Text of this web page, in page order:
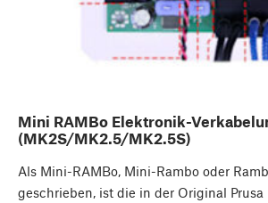
Mini RAMBo Elektronik-
(MK2S/MK2.5/MK2.5S)
Als Mini-RAMBo, Mini-Rambo oder
geschrieben, ist die in der Original Prusa